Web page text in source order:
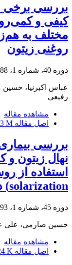
بررسی برخی
کیفی و
مختلف به
روغنی زیتون
دوره 40، شماره 1، 1388
عباس اکبرنیا، حسین
رفیعی
مشاهده مقاله
اصل مقاله M
بررسی
نهال زیتون
solarization) در استان‏های زنجان و گلستان
دوره 45، شماره 1، 1393، صفحه
حسین صارمی، علی
مشاهده مقاله
اصل مقاله K